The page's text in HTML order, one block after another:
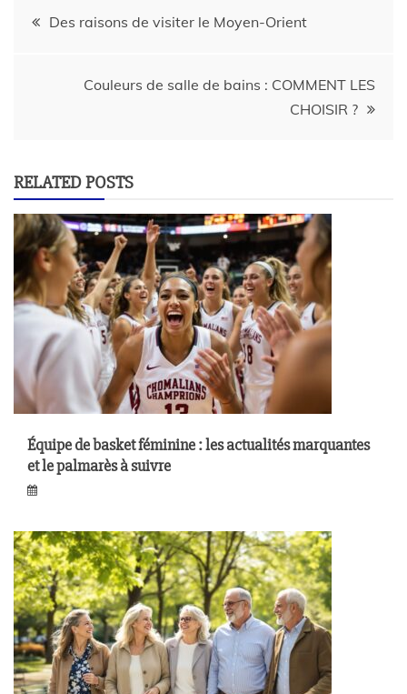
Des raisons de visiter le Moyen-Orient
Couleurs de salle de bains : COMMENT LES
CHOISIR ?
RELATED POSTS
Équipe de basket féminine : les actualités marquantes
et le palmarès à suivre